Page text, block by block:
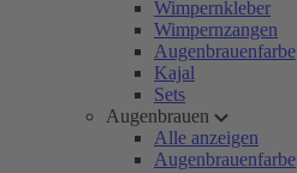
Wimpernkleber
Wimpernzangen
Augenbrauenfarbe
Kajal
Sets
Augenbrauen
Alle anzeigen
Augenbrauenfarbe